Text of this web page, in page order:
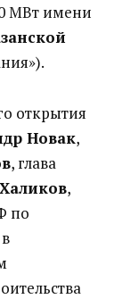
МВт имени
открытия
Новак,
, глава
,
по